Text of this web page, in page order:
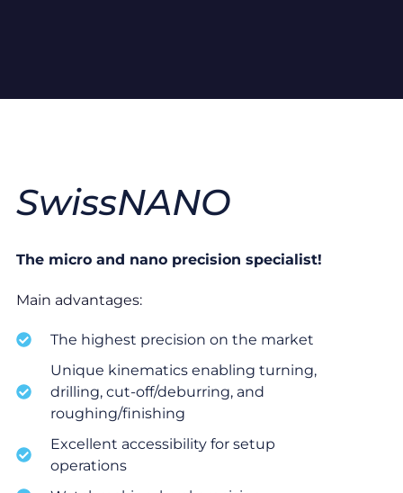
SwissNANO
The micro and nano precision specialist!
Main advantages:
The highest precision on the market
Unique kinematics enabling turning,
drilling, cut-off/deburring, and
roughing/finishing
Excellent accessibility for setup
operations